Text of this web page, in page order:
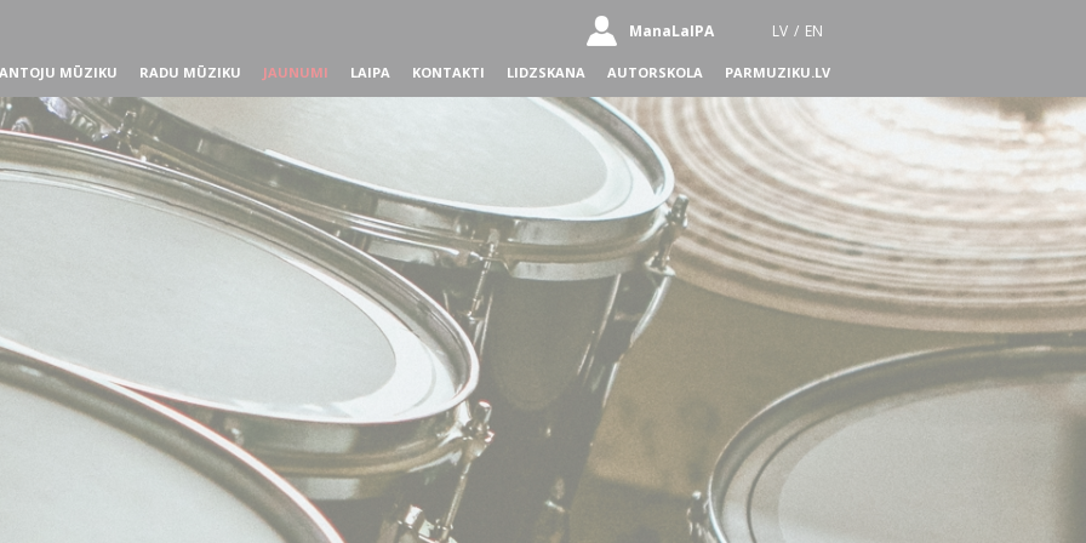
ManaLaIPA LV / EN
MŪZIKU RADU MŪZIKU JAUNUMI LAIPA KONTAKTI LIDZSKANA AUTORSKOLA PARMUZIKU.LV